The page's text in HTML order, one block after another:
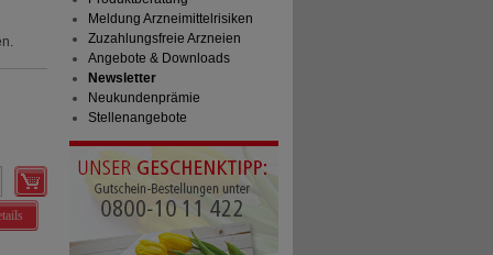
Meldung Arzneimittelrisiken
Zuzahlungsfreie Arzneien
Angebote & Downloads
Newsletter
Neukundenprämie
Stellenangebote